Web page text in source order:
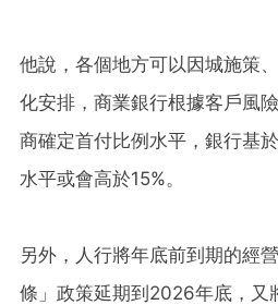
他說，各個地方可以因城施策
化安排，商業銀行根據客戶風
商確定首付比例水平，銀行基
水平或會高於15%。
另外，人行將年底前到期的經
條」政策延期到2026年底，又